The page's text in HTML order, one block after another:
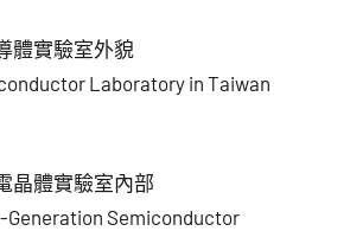
體實驗室外貌
Laboratory in Taiwan
晶體實驗室內部
Semiconductor